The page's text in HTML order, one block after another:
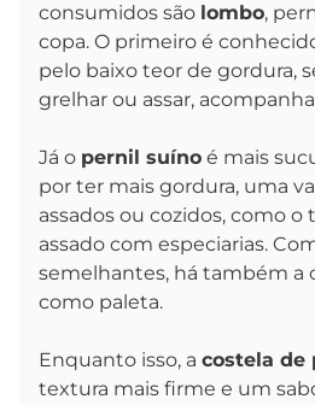
consumidos são lombo,
copa. O primeiro é
pelo baixo teor de gordura,
grelhar ou assar,
Já o pernil suíno é mais
por ter mais gordura, uma
assados ou cozidos, como o
assado com especiarias.
semelhantes, há também a
como paleta.
Enquanto isso, a costela de
textura mais firme e um